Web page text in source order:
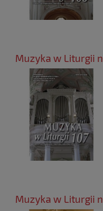
Muzyka w Liturgii
Muzyka w Liturgii